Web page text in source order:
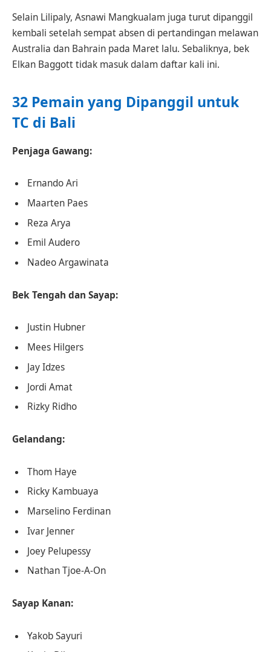
Selain Lilipaly, Asnawi Mangkualam juga turut dipanggil
kembali setelah sempat absen di pertandingan melawan
Australia dan Bahrain pada Maret lalu. Sebaliknya, bek
Elkan Baggott tidak masuk dalam daftar kali ini.
32 Pemain yang Dipanggil untuk
TC di Bali
Penjaga Gawang:
Ernando Ari
Maarten Paes
Reza Arya
Emil Audero
Nadeo Argawinata
Bek Tengah dan Sayap:
Justin Hubner
Mees Hilgers
Jay Idzes
Jordi Amat
Rizky Ridho
Gelandang:
Thom Haye
Ricky Kambuaya
Marselino Ferdinan
Ivar Jenner
Joey Pelupessy
Nathan Tjoe-A-On
Sayap Kanan:
Yakob Sayuri